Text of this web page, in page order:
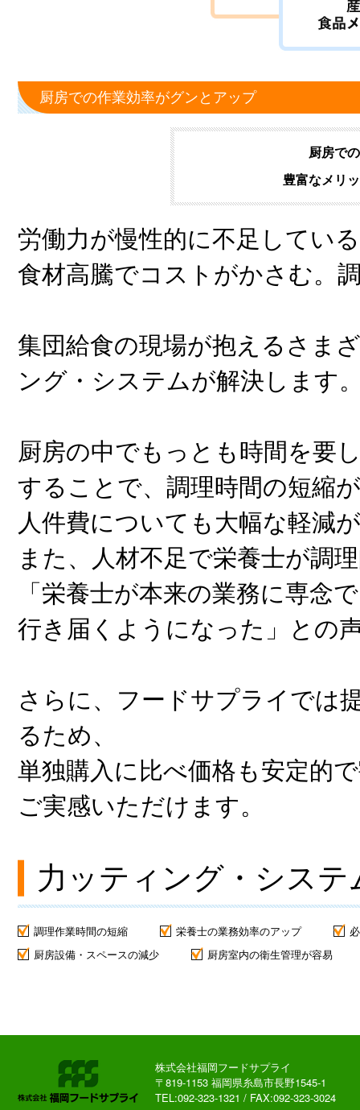
厨房での作業効率がグンとアップ
厨房で
豊富なメリ
労働力が慢性的に不足してい
食材高騰でコストがかさむ。
集団給食の現場が抱えるさま
ング・システムが解決します
厨房の中でもっとも時間を要
することで、調理時間の短縮
人件費についても大幅な軽減
また、人材不足で栄養士が調
「栄養士が本来の業務に専念
行き届くようになった」との
さらに、フードサプライでは
るため、
単独購入に比べ価格も安定的
ご実感いただけます。
力ッティング・シス
調理作業時間の短縮 栄養士の業務効率のアップ
厨房設備・スペースの減少
厨房室内の衛生管理が容易
株式会社福岡フードサプライ
〒819-1153 福岡県糸島市長野1545-1
TEL:092-323-1321 / FAX:092-323-3024